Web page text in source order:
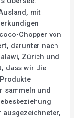
mit
Chopper von
darunter nach
Zürich und
dass wir die
sammeln und
ausgezeichneter,